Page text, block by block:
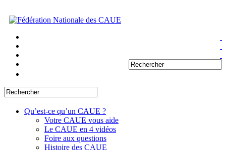
Qu’est-ce qu’un CAUE ?
Votre CAUE vous aide
Le CAUE en 4 vidéos
Foire aux questions
Histoire des CAUE